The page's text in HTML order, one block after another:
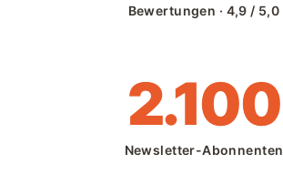
Bewertungen · 4,9 / 5,0
2.100
Newsletter-Abonnenten